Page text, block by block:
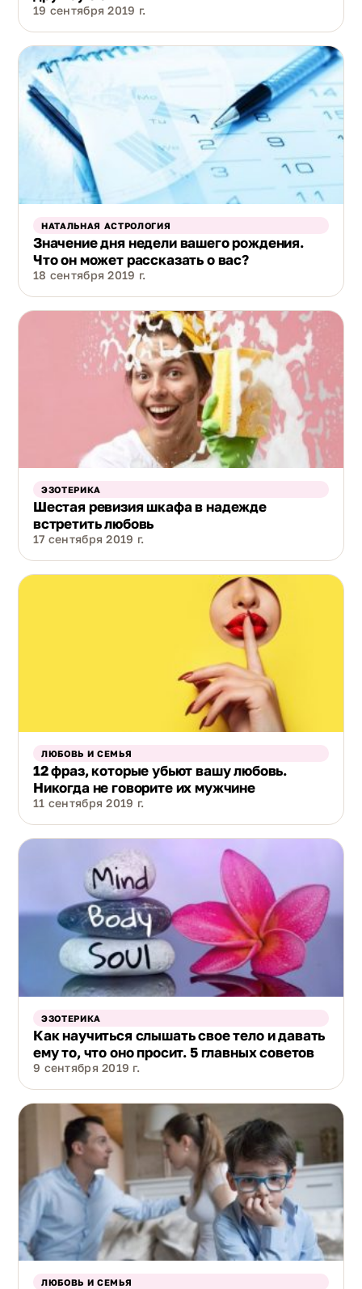
19 сентября 2019 г.
НАТАЛЬНАЯ АСТРОЛОГИЯ
Значение дня недели вашего рождения.
Что он может рассказать о вас?
18 сентября 2019 г.
ЭЗОТЕРИКА
Шестая ревизия шкафа в надежде
встретить любовь
17 сентября 2019 г.
ЛЮБОВЬ И СЕМЬЯ
12 фраз, которые убьют вашу любовь.
Никогда не говорите их мужчине
11 сентября 2019 г.
ЭЗОТЕРИКА
Как научиться слышать свое тело и давать
ему то, что оно просит. 5 главных советов
9 сентября 2019 г.
ЛЮБОВЬ И СЕМЬЯ